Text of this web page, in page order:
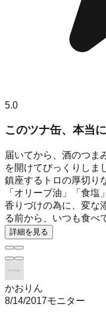
5.0
このツナ缶、本当
届いてから、酒のつま
を開けてびっくりしま
鎮座するトロの厚切り
「オリーブ油」「食塩
香りづけの為に、変な
る前から、いつも食べ
詳細を見る
かおりん
8/14/2017モニター